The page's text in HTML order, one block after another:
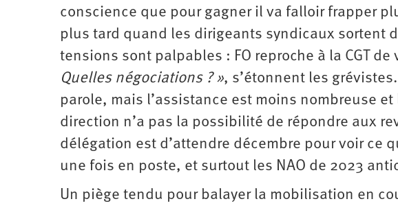
conscience que pour gagner il va falloir frapper
plus tard quand les dirigeants syndicaux sortent
tensions sont palpables : FO reproche à la CGT
Quelles négociations ? », s’étonnent les
parole, mais l’assistance est moins nombreuse
direction n’a pas la possibilité de répondre aux
délégation est d’attendre décembre pour voir ce
une fois en poste, et surtout les NAO de 2023
Un piège tendu pour balayer la mobilisation en